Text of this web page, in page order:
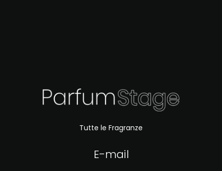
Tutte le Fragranze
E-mail